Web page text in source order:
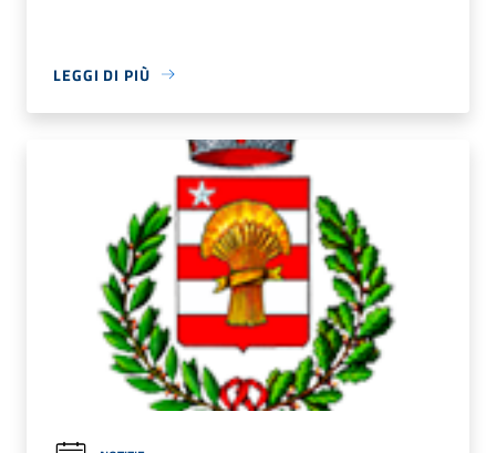
LEGGI DI PIÙ